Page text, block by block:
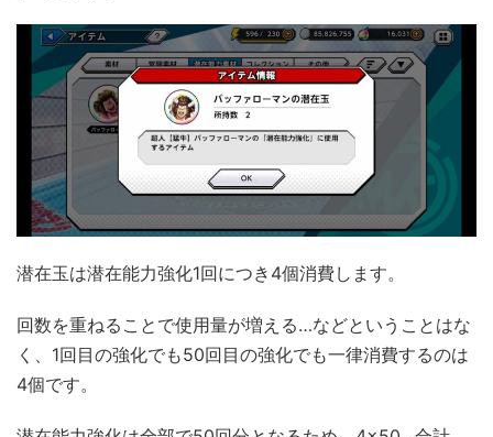
潜在玉は潜在能力強化1回につき4個消費します。
回数を重ねることで使用量が増える…などということはな
く、1回目の強化でも50回目の強化でも一律消費するのは
4個です。